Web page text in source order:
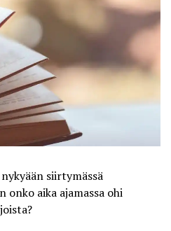
siirtymässä
aika ajamassa ohi